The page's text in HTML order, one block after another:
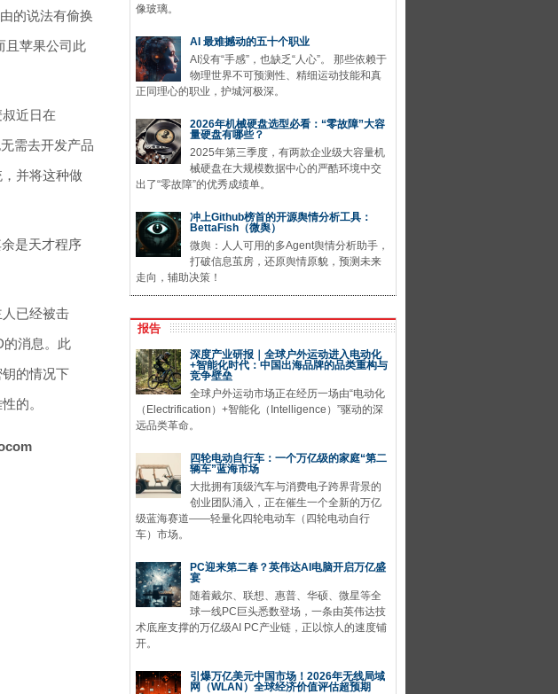
的说法有偷换
且苹果公司此
近日在
需去开发产品
并将这种做
是天才程序
已经被击
的消息。此
的情况下
的。
像玻璃。
AI 最难撼动的五十个职业
AI没有“手感”，也缺乏“人心”。 那些依赖于
物理世界不可预测性、精细运动技能和真
正同理心的职业，护城河极深。
2026年机械硬盘选型必看：“零故障”大容
量硬盘有哪些？
2025年第三季度，有两款企业级大容量机
械硬盘在大规模数据中心的严酷环境中交
出了“零故障”的优秀成绩单。
冲上Github榜首的开源舆情分析工具：
BettaFish（微舆）
微舆：人人可用的多Agent舆情分析助手，
打破信息茧房，还原舆情原貌，预测未来
走向，辅助决策！
报告
深度产业研报｜全球户外运动进入电动化
+智能化时代：中国出海品牌的品类重构与
竞争壁垒
全球户外运动市场正在经历一场由“电动化
（Electrification）+智能化（Intelligence）”驱动的深
远品类革命。
四轮电动自行车：一个万亿级的家庭“第二
辆车”蓝海市场
大批拥有顶级汽车与消费电子跨界背景的
创业团队涌入，正在催生一个全新的万亿
级蓝海赛道——轻量化四轮电动车（四轮电动自行
车）市场。
PC迎来第二春？英伟达AI电脑开启万亿盛
宴
随着戴尔、联想、惠普、华硕、微星等全
球一线PC巨头悉数登场，一条由英伟达技
术底座支撑的万亿级AI PC产业链，正以惊人的速度铺
开。
引爆万亿美元中国市场！2026年无线局域
网（WLAN）全球经济价值评估超预期